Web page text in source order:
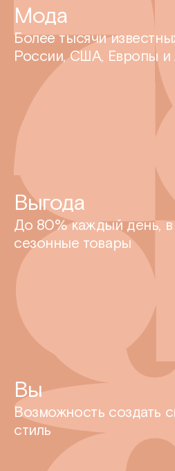
Мода
Более тысячи
России, США, Европы и
Выгода
До 80% каждый день, в
сезонные товары
Вы
Возможность создать
стиль